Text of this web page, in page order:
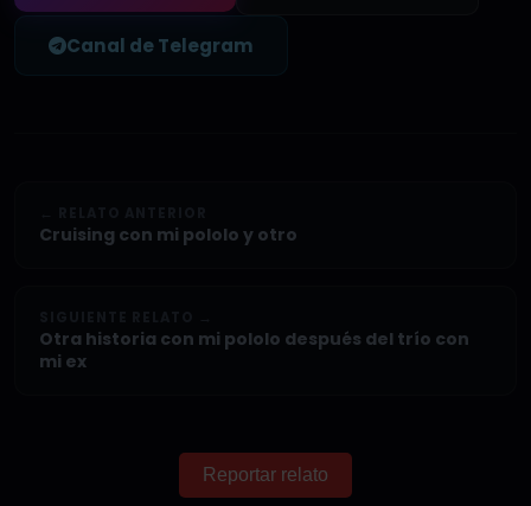
Canal de Telegram
Cruising con mi pololo y otro
Otra historia con mi pololo después del trío con
mi ex
Reportar relato